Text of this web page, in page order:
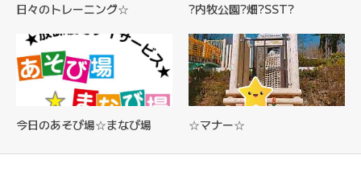
日々のトレーニング☆ ?内牧公園?畑?SST?
今日のあそび場☆まなび場 ☆マナー☆